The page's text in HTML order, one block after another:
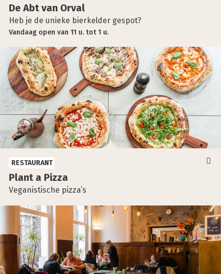
De Abt van Orval
Heb je de unieke bierkelder gespot?
Vandaag open van 11 u. tot 1 u.
Plant a Piz­za
Veganistische pizza’s
RESTAURANT